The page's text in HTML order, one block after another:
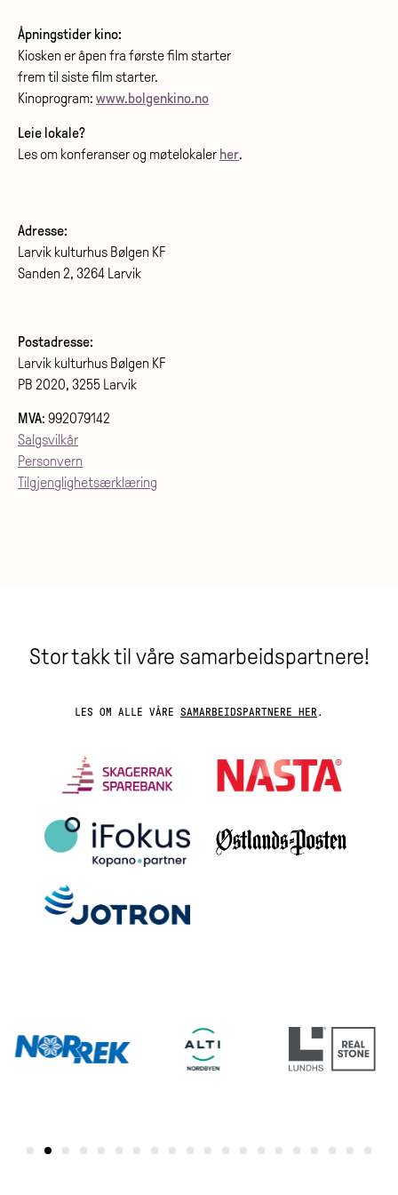
Åpningstider kino:
Kiosken er åpen fra første film starter
frem til siste film starter.
Kinoprogram: www.bolgenkino.no
Leie lokale?
Les om konferanser og møtelokaler her.
Adresse:
Larvik kulturhus Bølgen KF
Sanden 2, 3264 Larvik
Postadresse:
Larvik kulturhus Bølgen KF
PB 2020, 3255 Larvik
MVA: 992079142
Salgsvilkår
Personvern
Tilgjenglighetsærklæring
Stor takk til våre samarbeidspartnere!
LES OM ALLE VÅRE SAMARBEIDSPARTNERE HER .